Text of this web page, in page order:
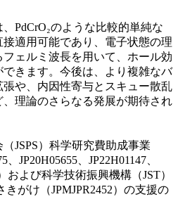
PdCrO₂のような比較的単純な
適用可能であり、電子状態の理
ェルミ波長を用いて、ホール効
きます。今後は、より複雑なバ
や、内因性寄与とスキュー散乱
理論のさらなる発展が期待され
JSPS）科学研究費助成事業
、JP20H05655、JP22H01147、
および科学技術振興機構（JST）
がけ（JPMJPR2452）の支援の